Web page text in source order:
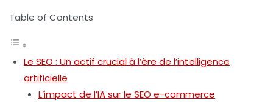
Table of Contents
Le SEO : Un actif crucial à l’ère de l’intelligence
artificielle
L’impact de l’IA sur le SEO e-commerce